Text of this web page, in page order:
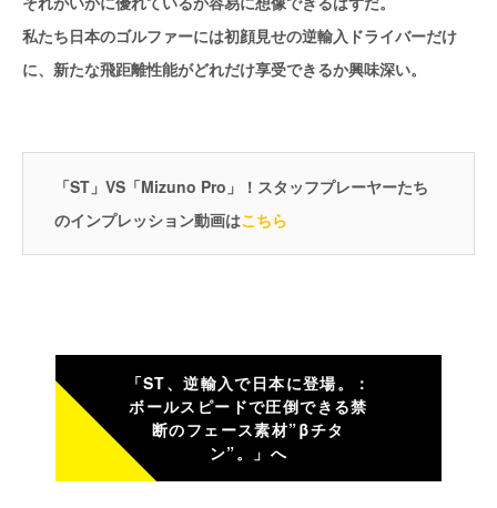
私たち日本のゴルファーには初顔見せの逆輸入ドライバーだけ
に、新たな飛距離性能がどれだけ享受できるか興味深い。
「ST」VS「Mizuno Pro」！スタッフプレーヤーたち
のインプレッション動画はこちら
「ST、逆輸入で日本に登場。：
ボールスピードで圧倒できる禁
断のフェース素材”βチタ
ン”。」へ